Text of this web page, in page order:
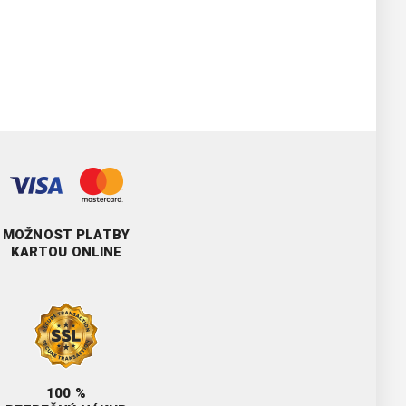
MOŽNOST PLATBY
KARTOU ONLINE
100 %